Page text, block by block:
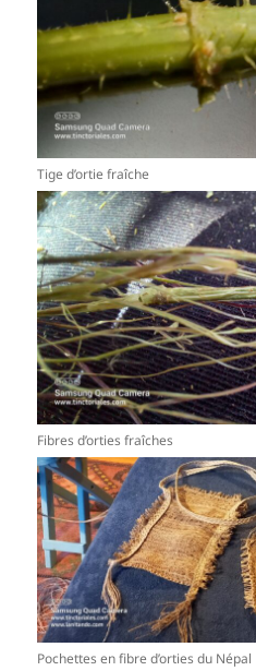
Tige d’ortie fraîche
Fibres d’orties fraîches
Pochettes en fibre d’orties du Népal